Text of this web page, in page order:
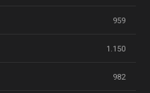
959
1.150
982